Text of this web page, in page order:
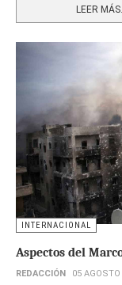
LEER
INTERNACIONAL
Aspectos del
REDACCIÓN 05